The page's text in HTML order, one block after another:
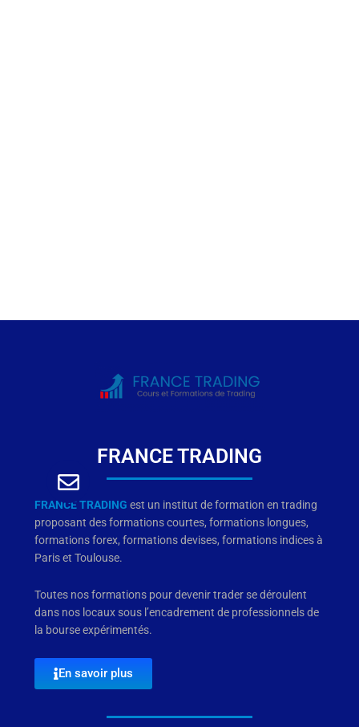
FRANCE TRADING
FRANCE TRADING est un institut de formation en trading
proposant des formations courtes, formations longues,
formations forex, formations devises, formations indices à
Paris et Toulouse.
Toutes nos formations pour devenir trader se déroulent
dans nos locaux sous l’encadrement de professionnels de
la bourse expérimentés.
En savoir plus